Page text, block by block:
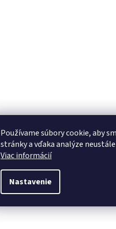
Používame súbory cookie, aby
stránky a vďaka analýze
Viac informácií
Nastavenie